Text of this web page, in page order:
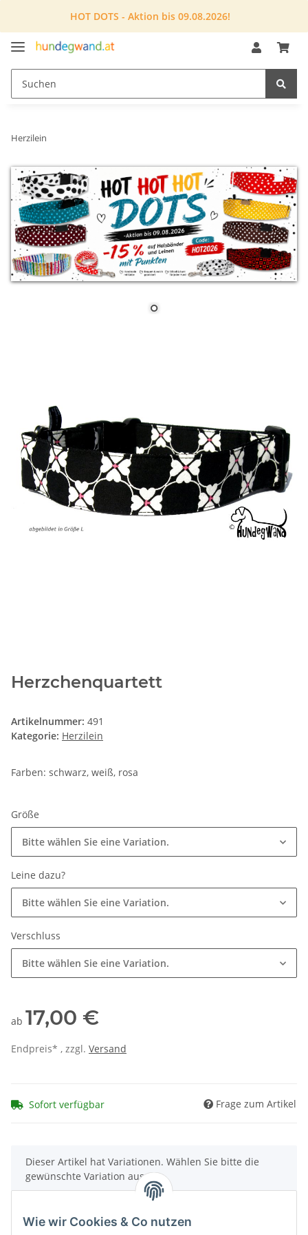
HOT DOTS - Aktion bis 09.08.2026!
Herzilein
Herzchenquartett
Artikelnummer: 491
Kategorie: Herzilein
Farben: schwarz, weiß, rosa
Größe
Bitte wählen Sie eine Variation.
Leine dazu?
Bitte wählen Sie eine Variation.
Verschluss
Bitte wählen Sie eine Variation.
ab 17,00 €
Endpreis* , zzgl. Versand
Sofort verfügbar Frage zum Artikel
x
Dieser Artikel hat Variationen. Wählen Sie bitte die
gewünschte Variation aus.
Wie wir Cookies & Co nutzen